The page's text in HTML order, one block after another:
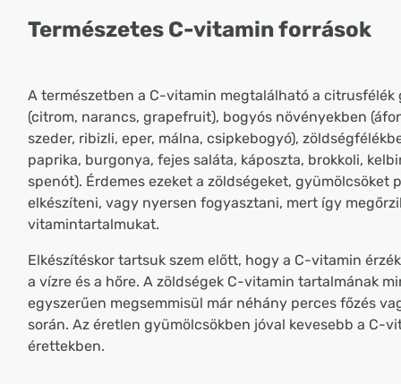
Természetes C-vitamin források
A természetben a C-vitamin megtalálható a citrusfélék
(citrom, narancs, grapefruit), bogyós növényekben
szeder, ribizli, eper, málna, csipkebogyó),
paprika, burgonya, fejes saláta, káposzta, brokkoli,
spenót). Érdemes ezeket a zöldségeket, gyümölcsöket
elkészíteni, vagy nyersen fogyasztani, mert így
vitamintartalmukat.
Elkészítéskor tartsuk szem előtt, hogy a C-vitamin
a vízre és a hőre. A zöldségek C-vitamin tartalmának
egyszerűen megsemmisül már néhány perces főzés
során. Az éretlen gyümölcsökben jóval kevesebb a C-
érettekben.